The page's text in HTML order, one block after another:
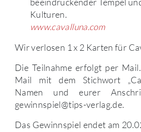
Kulturen.
www.cavalluna.com
Wir verlosen 1 x 2 Karten für
Die Teilnahme erfolgt per
Mail mit dem Stichwort
Namen und eurer
gewinnspiel@tips-verlag.de.
Das Gewinnspiel endet am